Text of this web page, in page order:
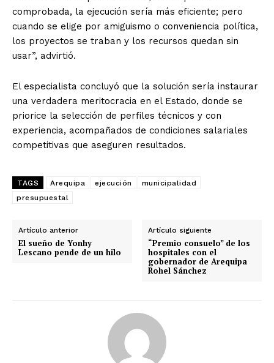
SUSCRIBETE
Diario los Andes
Contacto
Prensa
comprobada, la ejecución sería más eficiente; pero
cuando se elige por amiguismo o conveniencia política,
los proyectos se traban y los recursos quedan sin
usar”, advirtió.
El especialista concluyó que la solución sería instaurar
una verdadera meritocracia en el Estado, donde se
priorice la selección de perfiles técnicos y con
experiencia, acompañados de condiciones salariales
competitivas que aseguren resultados.
TAGS Arequipa ejecución
municipalidad
presupuestal
Artículo anterior
El sueño de Yonhy
Lescano pende de un hilo
Artículo siguiente
“Premio consuelo” de los
hospitales con el
gobernador de Arequipa
Rohel Sánchez